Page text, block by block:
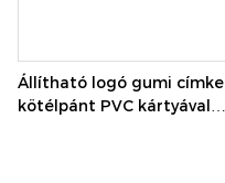
forgatókönyvek
Állítható logó gumi címke
kötélpánt PVC kártyával